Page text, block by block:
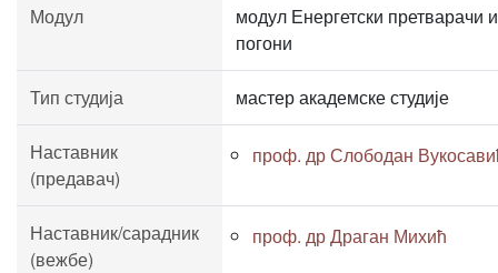
Модул
модул Енергетски претварачи и
погони
Тип студија мастер академске студије
Наставник
(предавач)
проф. др Слободан
Наставник/сарадник
(вежбе)
проф. др Драган Михић